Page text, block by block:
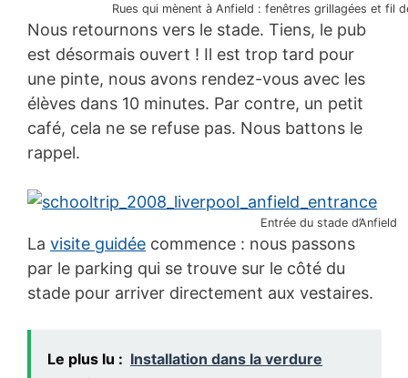
Rues qui mènent à Anfield : fenêtres grillagées et fil
Nous retournons vers le stade. Tiens, le pub
est désormais ouvert ! Il est trop tard pour
une pinte, nous avons rendez-vous avec les
élèves dans 10 minutes. Par contre, un petit
café, cela ne se refuse pas. Nous battons le
rappel.
Entrée du stade d’Anfield
La visite guidée commence : nous passons
par le parking qui se trouve sur le côté du
stade pour arriver directement aux vestaires.
Le plus lu : Installation dans la verdure